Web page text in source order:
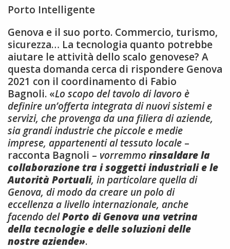
Porto Intelligente
Genova e il suo porto. Commercio, turismo,
sicurezza… La tecnologia quanto potrebbe
aiutare le attività dello scalo genovese? A
questa domanda cerca di rispondere Genova
2021 con il coordinamento di Fabio
Bagnoli. «Lo scopo del tavolo di lavoro è
definire un’offerta integrata di nuovi sistemi e
servizi, che provenga da una filiera di aziende,
sia grandi industrie che piccole e medie
imprese, appartenenti al tessuto locale –
racconta Bagnoli – vorremmo rinsaldare la
collaborazione tra i soggetti industriali e le
Autorità Portuali, in particolare quella di
Genova, di modo da creare un polo di
eccellenza a livello internazionale, anche
facendo delPorto di Genova una vetrina
della tecnologie e delle soluzioni delle
nostre aziende».